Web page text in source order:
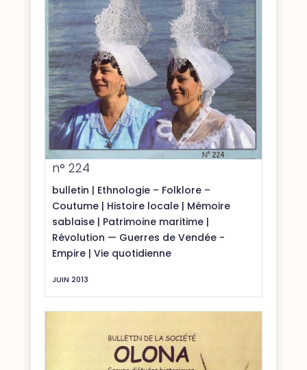
n° 224
bulletin | Ethnologie – Folklore –
Coutume| Histoire locale| Mémoire
sablaise| Patrimoine maritime|
Révolution — Guerres de Vendée -
Empire| Vie quotidienne
JUIN 2013